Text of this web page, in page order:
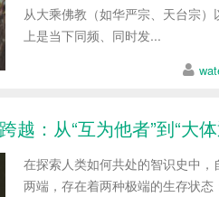
从大乘佛教（如华严宗、天台宗
上是当下同频、同时发...
越：从“互为他者”到“大
在探索人类如何共处的智识史中
两端，存在着两种极端的生存状态